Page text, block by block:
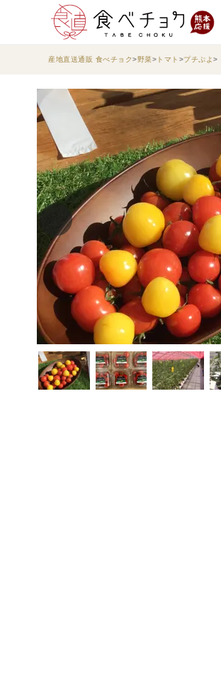
産地直送通販 食べチョク 野菜 トマト プチぷよ